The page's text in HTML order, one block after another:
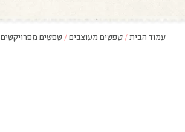
עמוד הבית/ טפטים מעוצבים/ טפטים מפרויקטים